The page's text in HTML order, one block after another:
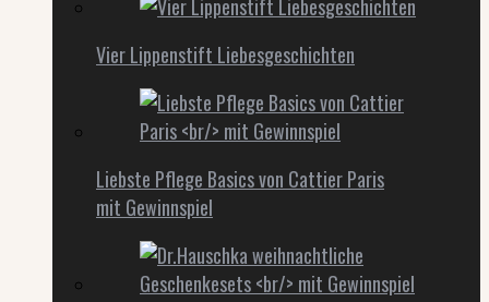
Vier Lippenstift Liebesgeschichten
Liebste Pflege Basics von Cattier Paris
mit Gewinnspiel